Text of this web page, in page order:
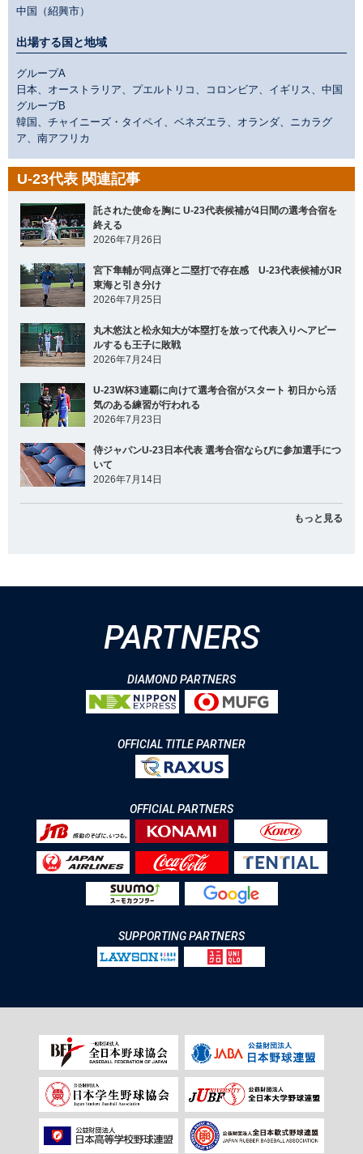
中国（紹興市）
出場する国と地域
グループA
日本、オーストラリア、プエルトリコ、コロンビア、イギリス、中国
グループB
韓国、チャイニーズ・タイペイ、ベネズエラ、オランダ、ニカラグ
ア、南アフリカ
U-23代表 関連記事
託された使命を胸に U-23代表候補が4日間の選考合宿を
終える
2026年7月26日
宮下隼輔が同点弾と二塁打で存在感 U-23代表候補がJR
東海と引き分け
2026年7月25日
丸木悠汰と松永知大が本塁打を放って代表入りへアピー
ルするも王子に敗戦
2026年7月24日
U-23W杯3連覇に向けて選考合宿がスタート 初日から活
気のある練習が行われる
2026年7月23日
侍ジャパンU-23日本代表 選考合宿ならびに参加選手につ
いて
2026年7月14日
もっと見る
PARTNERS
DIAMOND PARTNERS
OFFICIAL TITLE PARTNER
OFFICIAL PARTNERS
SUPPORTING PARTNERS